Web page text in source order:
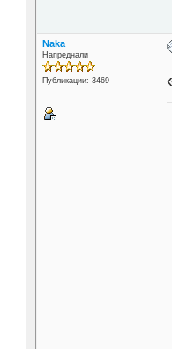
Naka
Напреднали
Публикации: 3469